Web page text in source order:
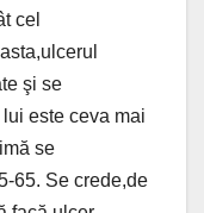
cel
şi se
este ceva mai
se
65. Se crede,de